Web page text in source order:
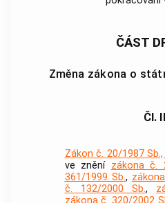
ČÁST
Změna zákona o
Čl. II
Zákon č. 20/1987
ve znění zákona č.
361/1999 Sb.,
č. 132/2000 Sb.,
zákona č. 320/2002